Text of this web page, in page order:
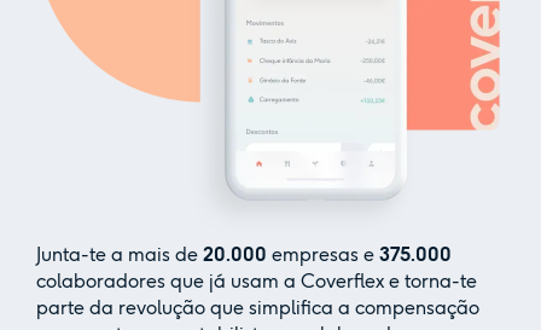
Junta-te a mais de 20.000 empresas e 375.000
colaboradores que já usam a Coverflex e torna-te
parte da revolução que simplifica a compensação